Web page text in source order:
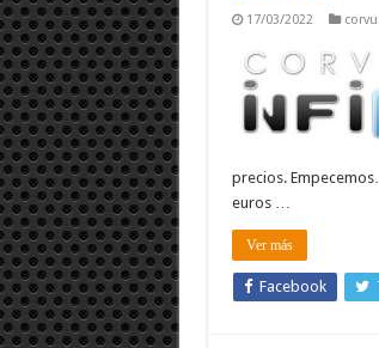
17/03/2022
precios.
euros …
Ver más
Facebook